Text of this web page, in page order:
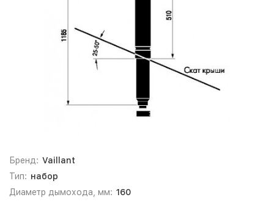
Бренд: Vaillant
Тип: набор
Диаметр дымохода, мм: 160